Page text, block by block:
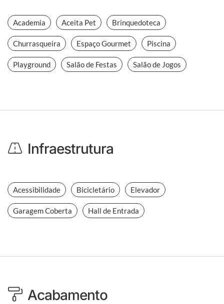
Academia Aceita Pet Brinquedoteca
Churrasqueira Espaço Gourmet Piscina
Playground Salão de Festas Salão de Jogos
Infraestrutura
Acessibilidade Bicicletário Elevador
Garagem Coberta Hall de Entrada
Acabamento